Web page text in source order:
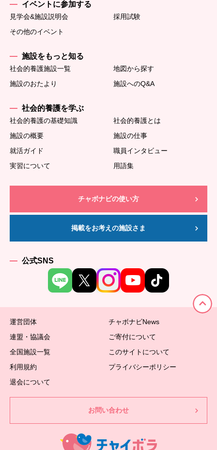
イベントに参加する
見学会&施設説明会
採用試験
その他のイベント
施設をもっと知る
社会的養護施設一覧
地図から探す
施設のおたより
施設へのQ&A
社会的養護を学ぶ
社会的養護の基礎知識
社会的養護とは
施設の概要
施設の仕事
就活ガイド
職員インタビュー
実習について
用語集
チャボナビの使い方
掲載をお考えの施設さま
公式SNS
運営団体
チャボナビNews
連盟・協議会
ご寄付について
全国施設一覧
このサイトについて
利用規約
プライバシーポリシー
退会について
お問い合わせ